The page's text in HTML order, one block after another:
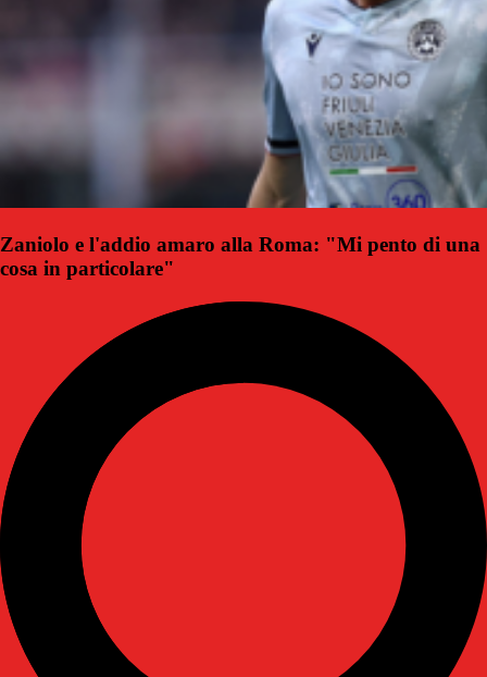
Zaniolo e l'addio amaro alla Roma: "Mi pento di una
cosa in particolare"